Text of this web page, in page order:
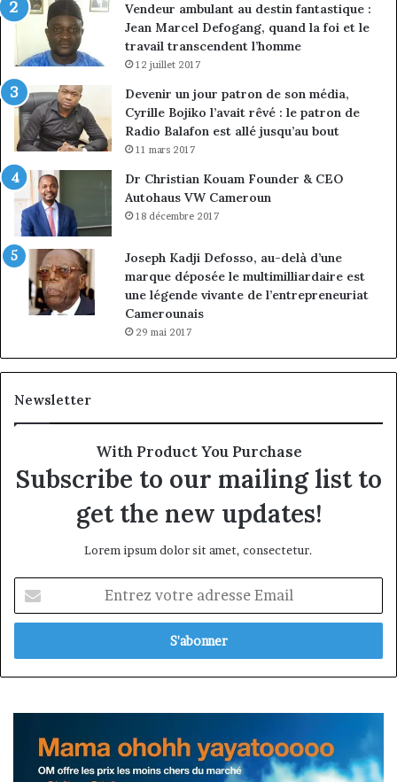
Vendeur ambulant au destin fantastique :
Jean Marcel Defogang, quand la foi et le
travail transcendent l’homme
12 juillet 2017
Devenir un jour patron de son média,
Cyrille Bojiko l’avait rêvé : le patron de
Radio Balafon est allé jusqu’au bout
11 mars 2017
Dr Christian Kouam Founder & CEO
Autohaus VW Cameroun
18 décembre 2017
Joseph Kadji Defosso, au-delà d’une
marque déposée le multimilliardaire est
une légende vivante de l’entrepreneuriat
Camerounais
29 mai 2017
Newsletter
With Product You Purchase
Subscribe to our mailing list to
get the new updates!
Lorem ipsum dolor sit amet, consectetur.
votre
adresse